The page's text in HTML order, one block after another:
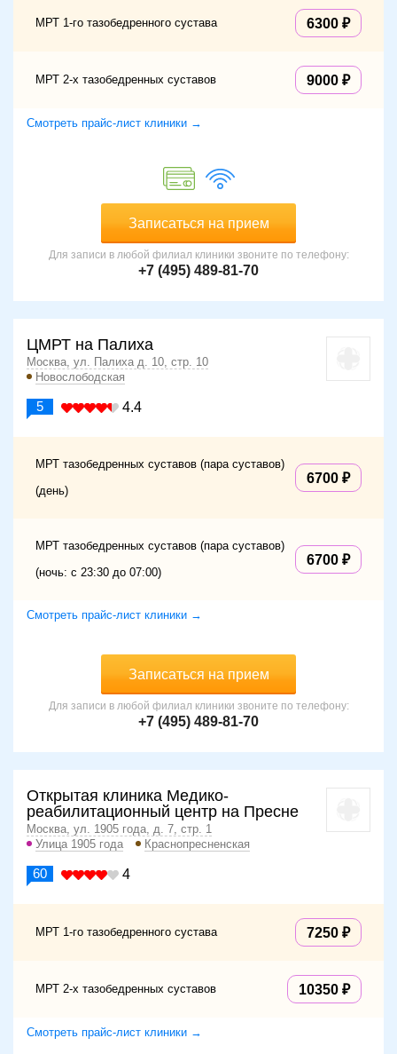
МРТ 1-го тазобедренного сустава 6300
МРТ 2-х тазобедренных суставов 9000
Смотреть прайс-лист клиники →
Записаться на прием
Для записи в любой филиал клиники звоните по телефону:
+7 (495) 489-81-70
ЦМРТ на Палиха
Москва, ул. Палиха д. 10, стр. 10
Новослободская
5 4.4
МРТ тазобедренных суставов (пара суставов)
(день)
6700
МРТ тазобедренных суставов (пара суставов)
(ночь: с 23:30 до 07:00)
6700
Смотреть прайс-лист клиники →
Записаться на прием
Для записи в любой филиал клиники звоните по телефону:
+7 (495) 489-81-70
Открытая клиника Медико-
реабилитационный центр на Пресне
Москва, ул. 1905 года, д. 7, стр. 1
Улица 1905 года
Краснопресненская
60 4
МРТ 1-го тазобедренного сустава 7250
МРТ 2-х тазобедренных суставов 10350
Смотреть прайс-лист клиники →